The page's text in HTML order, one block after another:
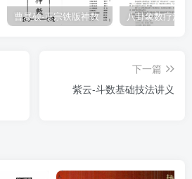
证的心态来学习斗数？E-MAIL请寄命理网
！2、大部份的内容，是小弟于紫云先生
笔记，而一小部份的内容为汇整各方心
，强烈推荐紫云先生于创见堂的赋性班
弟目前的观点，不代表任何一方，将来也
曹展硕-正宗铁版神数
下一篇
紫云-斗数基础技法讲义